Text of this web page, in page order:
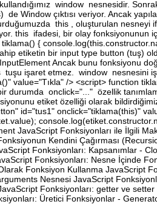
window nesnesidir.
de Window çıktısı veriyor. Ancak
this , oluşturulan nesneyi
this ifadesi, bir olay fonksiyonunun
{
etiketin bir input type button (tuş)
Ancak bunu fonksiyonu
tuşu işaret etmez. window nesnesini
value="Tıkla" /> <script> function
durumda onclick="..." özellik
etiket özelliği olarak
id="tus1" onclick="tiklama(this)"
JavaScript Fonksiyonları ile İlgili
Kendini Çağırması
Fonksiyonları: Kapsanımlar -
Fonksiyonları: Nesne İçinde
Olarak Fonksiyon Kullanma JavaScript
Nesnesi JavaScript
Fonksiyonları: getter ve
Üretici Fonksiyonlar -